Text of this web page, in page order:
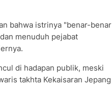
bahwa istrinya "benar-benar
menuduh pejabat
di hadapan publik, meski
takhta Kekaisaran Jepang